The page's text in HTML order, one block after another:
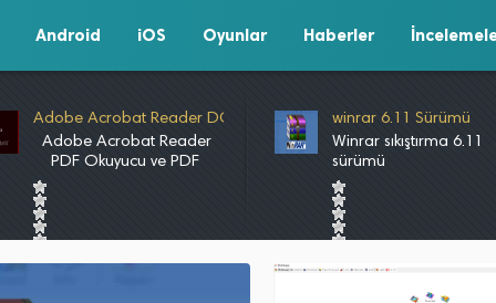
Android iOS Oyunlar Haberler
Adobe Acrobat Reader DC 2022.001.20117 sürümü
Adobe Acrobat Reader
PDF Okuyucu ve PDF
Görüntüleyici Diğer PDF
yazılımlarından çok daha
güçlü olan Adobe
Acrobat […]
winrar 6.11 Sürümü
Winrar sıkıştırma 6.11
sürümü